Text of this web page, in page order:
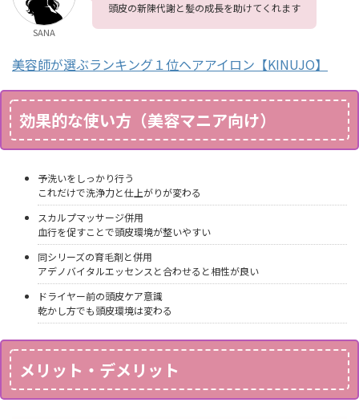
SANA
頭皮の新陳代謝と髪の成長を助けてくれます
美容師が選ぶランキング１位ヘアアイロン【KINUJO】
効果的な使い方（美容マニア向け）
予洗いをしっかり行う
これだけで洗浄力と仕上がりが変わる
スカルプマッサージ併用
血行を促すことで頭皮環境が整いやすい
同シリーズの育毛剤と併用
アデノバイタルエッセンスと合わせると相性が良い
ドライヤー前の頭皮ケア意識
乾かし方でも頭皮環境は変わる
メリット・デメリット